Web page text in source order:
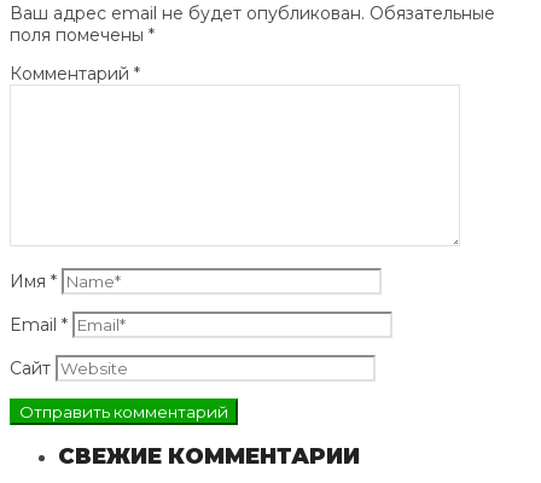
Ваш адрес email не будет опубликован. Обязательные
поля помечены *
Комментарий *
Имя *
Email *
Сайт
СВЕЖИЕ КОММЕНТАРИИ